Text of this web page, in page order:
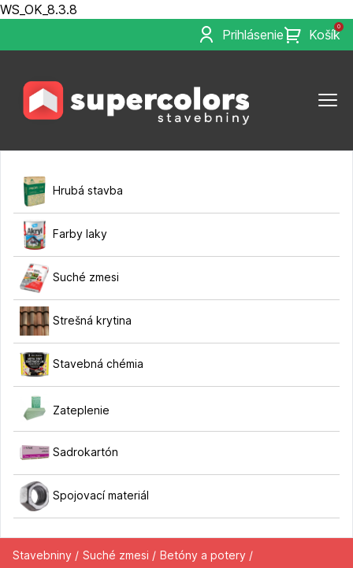
WS_OK_8.3.8
Prihlásenie
0
Košík
Hrubá stavba
Farby laky
Suché zmesi
Strešná krytina
Stavebná chémia
Zateplenie
Sadrokartón
Spojovací materiál
Stavebniny / Suché zmesi / Betóny a potery /